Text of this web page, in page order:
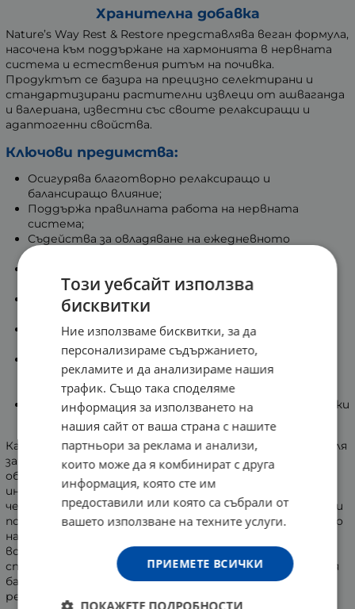
Хранителна добавка
Nature’s Way Rest & Restore представлява веган формула,
насочена към поддържане на хармонията в нервната
система и естествения ритъм на почивка.
Продуктът се базира на прецизно селектирани и
стандартизирани растителни извлеци от ашваганда
и валериана, известни със своите релаксиращи и
адаптогенни свойства.
Ключови предимства:
Осигурява благотворно релаксиращо и
балансиращо влияние;
Поддържа правилната работа на нервната
система;
Съдейства за овладяване на ежедневното
напрежение и усещането за безпокойство;
вътрешното спокойствие;
Помага за възвръщане на жизнеността и
преодоляване на чувството за отпадналост;
Улеснява прехода към сън и подобрява
Изцяло чист състав без наличие на ГМО, глутен,
пшеница, соя, млечни компоненти или изкуствени
подобрители;
Напълно подходящ избор за лица, следващи вегански
начин на живот.
Качественият и дълбок сън играе фундаментална роля
за регенерацията на организма и поддържането на
общия тонус. В динамичното ежедневие, изпълнено с
интензивна работа пред екрани и нередовни навици,
често се сблъскваме с трудности при отпускането и
постигането на спокойна почивка. Продължителното
натоварване може да се отрази на кондицията,
водейки до усещане за изтощение и понижена
способност за концентрация. Грижата за вътрешния
баланс и осигуряването на ефективен отдих са от
решаващо значение за поддържане на жизнената
Този уебсайт използва
бисквитки
Ние използваме бисквитки, за да
персонализираме съдържанието,
рекламите и да анализираме нашия
трафик. Също така споделяме
информация за използването на
нашия сайт от ваша страна с нашите
партньори за реклама и анализи,
които може да я комбинират с друга
информация, която сте им
предоставили или която са събрали от
вашето използване на техните услуги.
ПРИЕМЕТЕ ВСИЧКИ
ПОКАЖЕТЕ ПОДРОБНОСТИ